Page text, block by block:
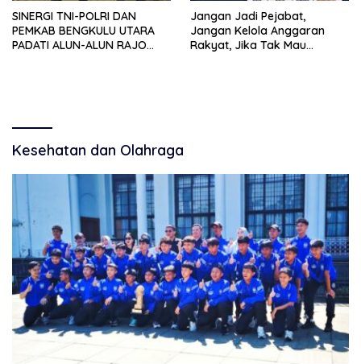
SINERGI TNI-POLRI DAN
PEMKAB BENGKULU UTARA
PADATI ALUN-ALUN RAJO
Jangan Jadi Pejabat,
Jangan Kelola Anggaran
Rakyat, Jika Tak Mau
Kesehatan dan Olahraga